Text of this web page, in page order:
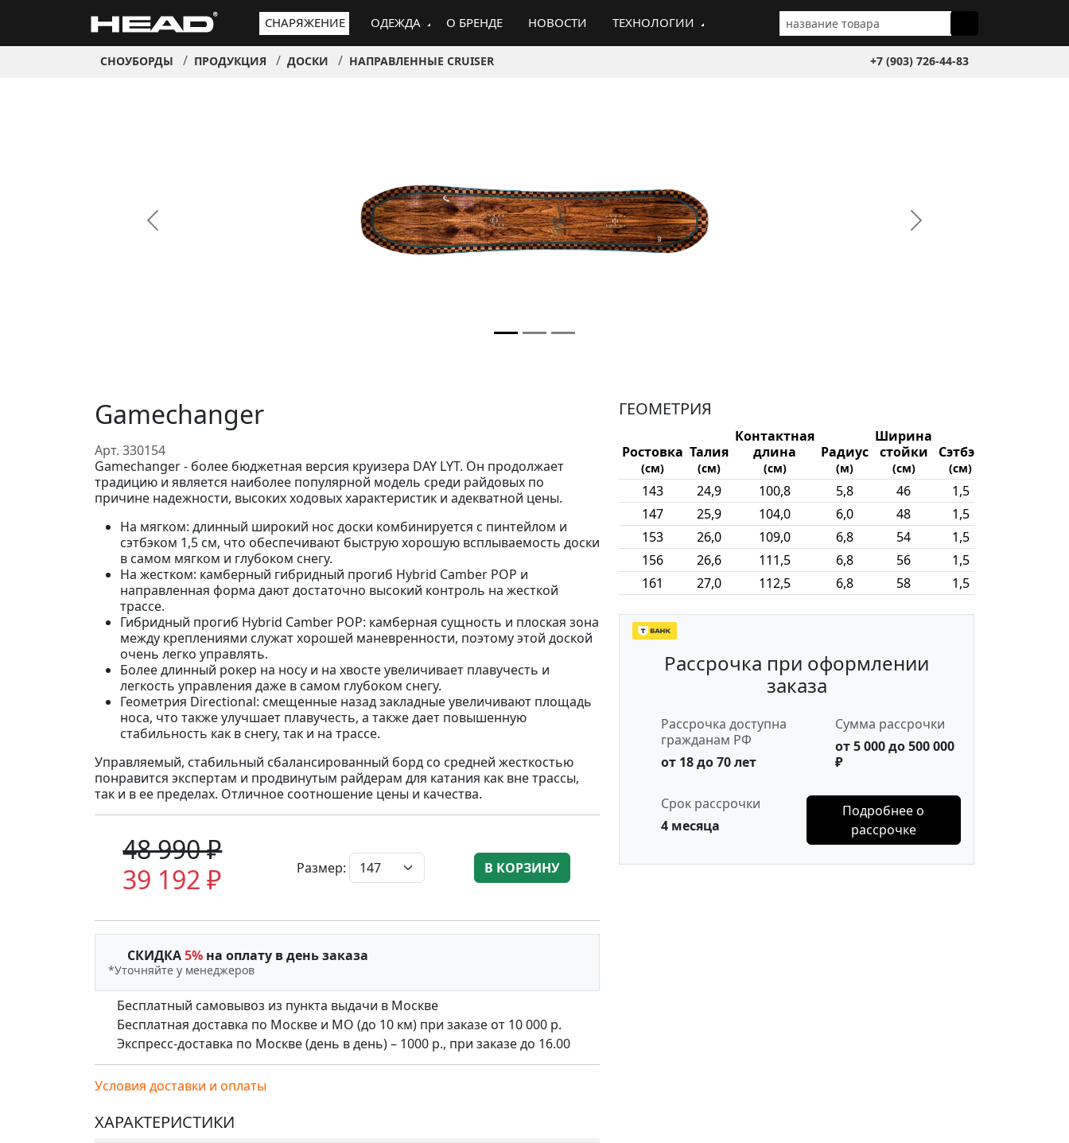
СНАРЯЖЕНИЕ ОДЕЖДА О БРЕНДЕ НОВОСТИ ТЕХНОЛОГИИ
СНОУБОРДЫ ПРОДУКЦИЯ ДОСКИ НАПРАВЛЕННЫЕ CRUISER +7 (903) 726-44-83
Gamechanger
Арт. 330154
Gamechanger - более бюджетная версия круизера DAY LYT. Он продолжает
традицию и является наиболее популярной модель среди райдовых по
причине надежности, высоких ходовых характеристик и адекватной цены.
На мягком: длинный широкий нос доски комбинируется с пинтейлом и
сэтбэком 1,5 см, что обеспечивают быструю хорошую всплываемость доски
в самом мягком и глубоком снегу.
На жестком: камберный гибридный прогиб Hybrid Camber POP и
направленная форма дают достаточно высокий контроль на жесткой
трассе.
Гибридный прогиб Hybrid Camber POP: камберная сущность и плоская зона
между креплениями служат хорошей маневренности, поэтому этой доской
очень легко управлять.
Более длинный рокер на носу и на хвосте увеличивает плавучесть и
легкость управления даже в самом глубоком снегу.
Геометрия Directional: смещенные назад закладные увеличивают площадь
носа, что также улучшает плавучесть, а также дает повышенную
стабильность как в снегу, так и на трассе.
Управляемый, стабильный сбалансированный борд со средней жесткостью
понравится экспертам и продвинутым райдерам для катания как вне трассы,
так и в ее пределах. Отличное соотношение цены и качества.
48 990 ₽
39 192 ₽
Размер: В КОРЗИНУ
СКИДКА5% на оплату в день заказа
*Уточняйте у менеджеров
Бесплатный самовывоз из пункта выдачи в Москве
Бесплатная доставка по Москве и МО (до 10 км) при заказе от 10 000 р.
Экспресс-доставка по Москве (день в день) – 1000 р., при заказе до 16.00
Условия доставки и оплаты
ХАРАКТЕРИСТИКИ
ГЕОМЕТРИЯ
Ростовка
(см)
Талия
(см)
Контактная
длина
(см)
Радиус
(м)
Ширина
стойки
(см)
Сэтбэк
(см)
143 24,9 100,8 5,8 46 1,5
147
25,9 104,0 6,0 48 1,5
153
26,0 109,0 6,8 54 1,5
156
26,6 111,5 6,8 56 1,5
161
27,0 112,5 6,8 58 1,5
Рассрочка при оформлении
заказа
Рассрочка доступна
гражданам РФ
от 18 до 70 лет
Сумма рассрочки
от 5 000 до 500 000
₽
Срок рассрочки
4 месяца
Подробнее о
рассрочке